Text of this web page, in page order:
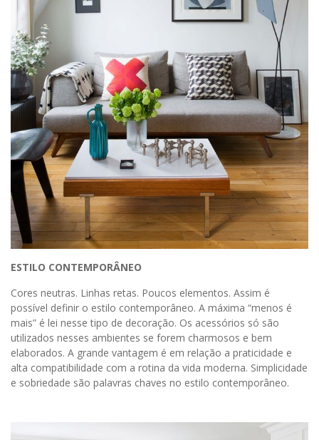
ESTILO CONTEMPORÂNEO
Cores neutras. Linhas retas. Poucos elementos. Assim é
possível definir o estilo contemporâneo. A máxima “menos é
mais” é lei nesse tipo de decoração. Os acessórios só são
utilizados nesses ambientes se forem charmosos e bem
elaborados. A grande vantagem é em relação a praticidade e
alta compatibilidade com a rotina da vida moderna. Simplicidade
e sobriedade são palavras chaves no estilo contemporâneo.